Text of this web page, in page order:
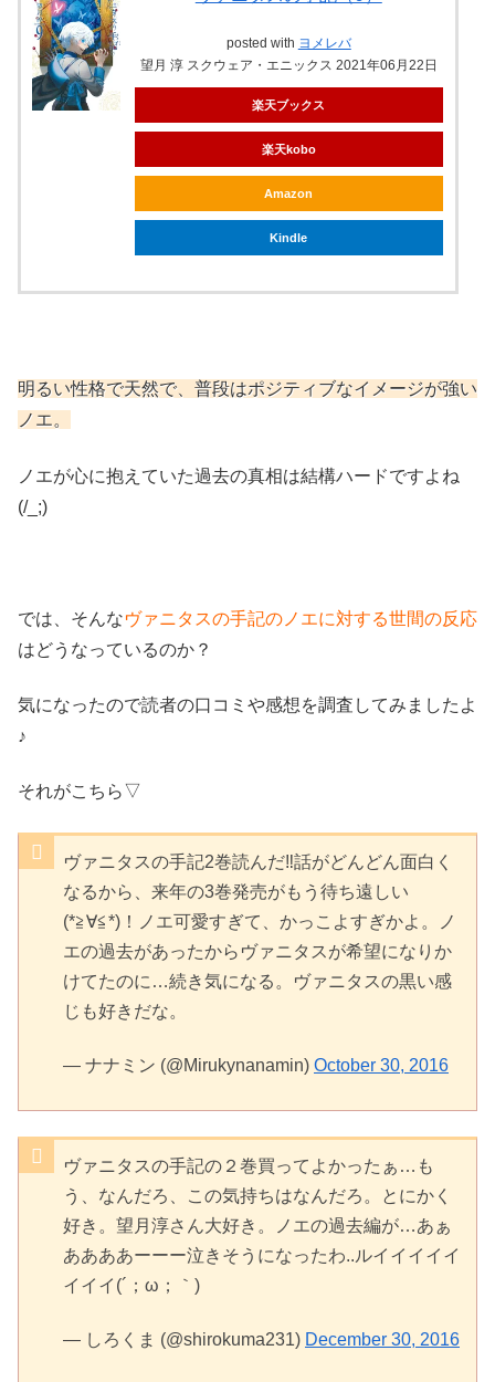
posted with ヨメレバ
望月 淳 スクウェア・エニックス 2021年06月22日
楽天ブックス
楽天kobo
Amazon
Kindle
明るい性格で天然で、普段はポジティブなイメージが強い
ノエ。
ノエが心に抱えていた過去の真相は結構ハードですよね
(/_;)
では、そんなヴァニタスの手記のノエに対する世間の反応
はどうなっているのか？
気になったので読者の口コミや感想を調査してみましたよ
♪
それがこちら▽
ヴァニタスの手記2巻読んだ‼話がどんどん面白く
なるから、来年の3巻発売がもう待ち遠しい
(*≧∀≦*)！ノエ可愛すぎて、かっこよすぎかよ。ノ
エの過去があったからヴァニタスが希望になりか
けてたのに…続き気になる。ヴァニタスの黒い感
じも好きだな。
— ナナミン (@Mirukynanamin) October 30, 2016
ヴァニタスの手記の２巻買ってよかったぁ…も
う、なんだろ、この気持ちはなんだろ。とにかく
好き。望月淳さん大好き。ノエの過去編が…あぁ
ああああーーー泣きそうになったわ..ルイイイイイ
イイイ(´；ω；｀)
— しろくま (@shirokuma231) December 30, 2016